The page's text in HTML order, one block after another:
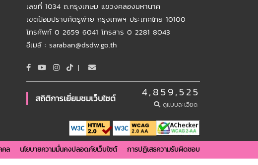
เลขที่ 1034 ถ.กรุงเกษม แขวงคลองมหานาค
เขตป้อมปราบศัตรูพ่าย กรุงเทพฯ ประเทศไทย 10100
โทรศัพท์ 0 2659 6041 โทรสาร 0 2281 8043
อีเมล์ : saraban@dsdw.go.th
|
สถิติการเยี่ยมชมเว็บไซต์ 4,859,525
ดูแบบละเอียด
คล นโยบายความมั่นคงปลอดภัยเว็บไซต์ การปฏิเสธความรับผิดชอบ